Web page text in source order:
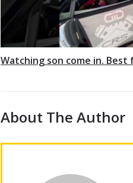
Watching son come in. Best
About The Author